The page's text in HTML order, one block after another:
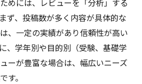
めには、レビューを「分析」する
ず、投稿数が多く内容が具体的な
、一定の実績があり信頼性が高い
、学年別や目的別（受験、基礎学
ーが豊富な場合は、幅広いニーズ
す。